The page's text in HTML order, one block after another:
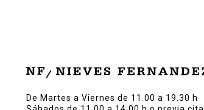
De Martes a Viernes de 11.00 a 19.30 h